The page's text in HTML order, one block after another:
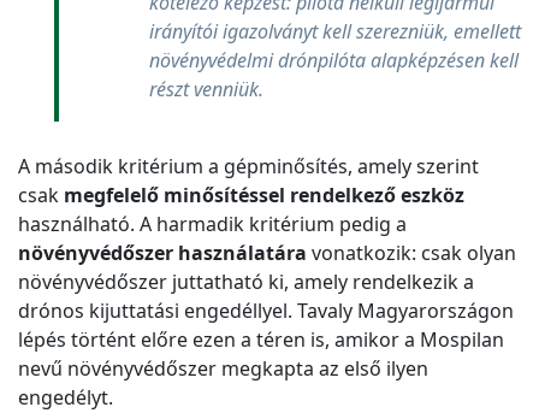
irányítói igazolványt kell szerezniük, emellett
növényvédelmi drónpilóta alapképzésen kell
részt venniük.
A második kritérium a gépminősítés, amely szerint
csak megfelelő minősítéssel rendelkező eszköz
használható. A harmadik kritérium pedig a
növényvédőszer használatára vonatkozik: csak olyan
növényvédőszer juttatható ki, amely rendelkezik a
drónos kijuttatási engedéllyel. Tavaly Magyarországon
lépés történt előre ezen a téren is, amikor a Mospilan
nevű növényvédőszer megkapta az első ilyen
engedélyt.